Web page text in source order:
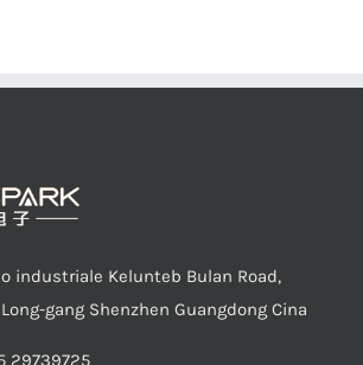
industriale Kelunteb Bulan Road,
gang Shenzhen Guangdong Cina
29739725